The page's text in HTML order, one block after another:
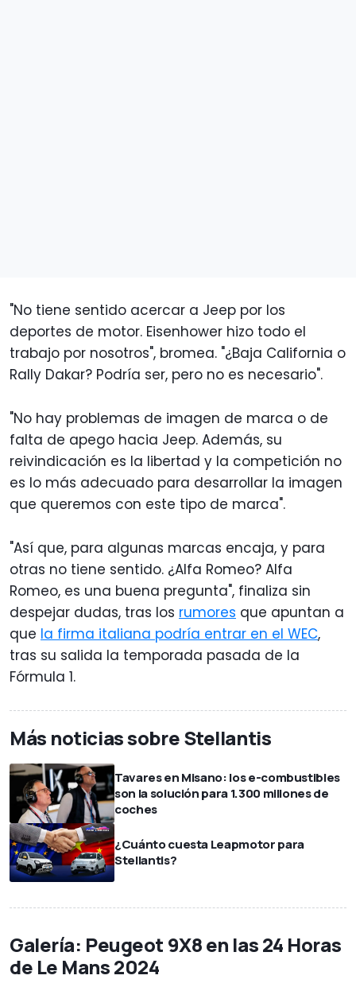
"No tiene sentido acercar a Jeep por los
deportes de motor. Eisenhower hizo todo el
trabajo por nosotros", bromea. "¿Baja California o
Rally Dakar? Podría ser, pero no es necesario".
"No hay problemas de imagen de marca o de
falta de apego hacia Jeep. Además, su
reivindicación es la libertad y la competición no
es lo más adecuado para desarrollar la imagen
que queremos con este tipo de marca".
"Así que, para algunas marcas encaja, y para
otras no tiene sentido. ¿Alfa Romeo? Alfa
Romeo, es una buena pregunta", finaliza sin
despejar dudas, tras los rumores que apuntan a
que la firma italiana podría entrar en el WEC,
tras su salida la temporada pasada de la
Fórmula 1.
Más noticias sobre Stellantis
Tavares en Misano: los e-combustibles
son la solución para 1.300 millones de
coches
¿Cuánto cuesta Leapmotor para
Stellantis?
Galería: Peugeot 9X8 en las 24 Horas
de Le Mans 2024